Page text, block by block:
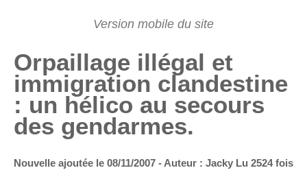
Orpaillage illégal et
immigration clandestine
: un hélico au secours
des gendarmes.
Nouvelle ajoutée le 08/11/2007 - Auteur : Jacky Lu 2524 fois